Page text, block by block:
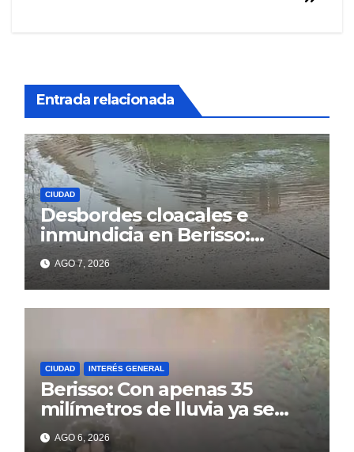
Entrada relacionada
CIUDAD
Desbordes cloacales e
inmundicia en Berisso:
colapso de la red en la calle
14AGO 7, 2026
CIUDAD INTERÉS GENERAL
Berisso: Con apenas 35
milímetros de lluvia ya se
sienten los problemas
AGO 6, 2026